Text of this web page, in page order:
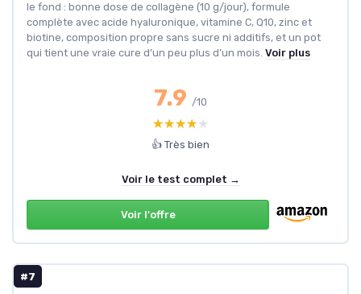
le fond : bonne dose de collagène (10 g/jour), formule
complète avec acide hyaluronique, vitamine C, Q10, zinc et
biotine, composition propre sans sucre ni additifs, et un pot
qui tient une vraie cure d’un peu plus d’un mois. Voir plus
7.9 /10
★★★★★
★★★★★
👍 Très bien
Voir le test complet →
Voir l'offre
#7